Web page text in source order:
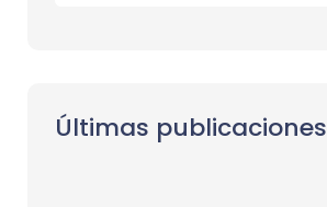
Últimas publicaciones